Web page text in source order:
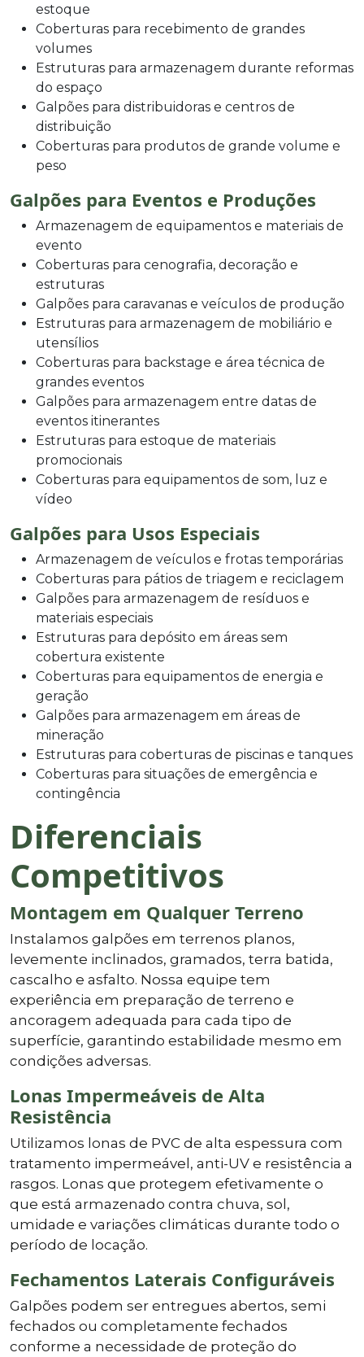
estoque
Coberturas para recebimento de grandes
volumes
Estruturas para armazenagem durante reformas
do espaço
Galpões para distribuidoras e centros de
distribuição
Coberturas para produtos de grande volume e
peso
Galpões para Eventos e Produções
Armazenagem de equipamentos e materiais de
evento
Coberturas para cenografia, decoração e
estruturas
Galpões para caravanas e veículos de produção
Estruturas para armazenagem de mobiliário e
utensílios
Coberturas para backstage e área técnica de
grandes eventos
Galpões para armazenagem entre datas de
eventos itinerantes
Estruturas para estoque de materiais
promocionais
Coberturas para equipamentos de som, luz e
vídeo
Galpões para Usos Especiais
Armazenagem de veículos e frotas temporárias
Coberturas para pátios de triagem e reciclagem
Galpões para armazenagem de resíduos e
materiais especiais
Estruturas para depósito em áreas sem
cobertura existente
Coberturas para equipamentos de energia e
geração
Galpões para armazenagem em áreas de
mineração
Estruturas para coberturas de piscinas e tanques
Coberturas para situações de emergência e
contingência
Diferenciais
Competitivos
Montagem em Qualquer Terreno
Instalamos galpões em terrenos planos,
levemente inclinados, gramados, terra batida,
cascalho e asfalto. Nossa equipe tem
experiência em preparação de terreno e
ancoragem adequada para cada tipo de
superfície, garantindo estabilidade mesmo em
condições adversas.
Lonas Impermeáveis de Alta
Resistência
Utilizamos lonas de PVC de alta espessura com
tratamento impermeável, anti-UV e resistência a
rasgos. Lonas que protegem efetivamente o
que está armazenado contra chuva, sol,
umidade e variações climáticas durante todo o
período de locação.
Fechamentos Laterais Configuráveis
Galpões podem ser entregues abertos, semi
fechados ou completamente fechados
conforme a necessidade de proteção do